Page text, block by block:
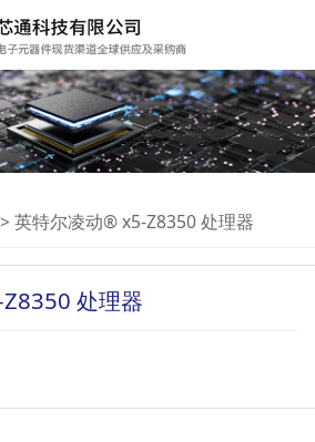
® x5-Z8350
> 英特尔凌动® x5-Z8350 处理器
处理器